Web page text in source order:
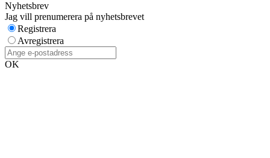
Nyhetsbrev
Jag vill prenumerera på nyhetsbrevet
Registrera
Avregistrera
OK